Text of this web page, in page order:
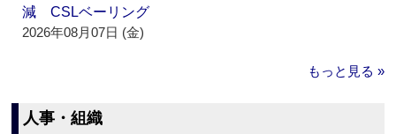
減 CSLベーリング
2026年08月07日 (金)
もっと見る »
人事・組織